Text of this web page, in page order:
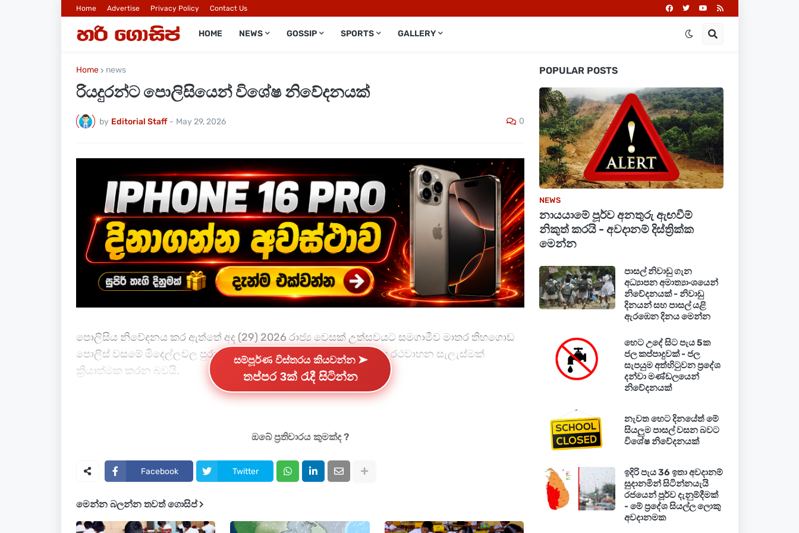
Home Advertise Privacy Policy Contact Us
HOME NEWS GOSSIP SPORTS GALLERY
Home news
රියදුරන්ට පොලිසියෙන් විශේෂ නිවේදනයක්
by Editorial Staff - May 29, 2026 0
පොලිසිය නිවේදනය කර ඇත්තේ අද (29) 2026 රාජ්‍ය වෙසක් උත්සවයට සමගාමීව මාතර තිහගොඩ
පොලිස් වසමේ මිදෙල්ලවල පුරාණ විහාරස්ථානය මුල් කරගෙන විශේෂ රථවාහන සැලැස්මක්
ක්‍රියාත්මක කරන බවයි.
ඒ අනුව අද සවස 5.00 සිට රාත්‍රී 10.00 දක්වා පැවැත්වෙන සර්වඥ ධාතු පෙරහර හේතුවෙන් මාතර -
කොටස තාවකාලිකව වසා තැබීමට තීරණය කර ඇත.
පොලිසිය නිවේදනය කරේ පෙරහර තිහගොඩ ජාතික පාසල අසලින් ආරම්භ වී මාතර දෙසට ගමන්
ඒ අනුව මාතර දෙස සිට මිද්දෙණිය හා හක්මණ දෙසට ගමන් කරන වාහන දියගහ හන්දියෙන් අපරැක්ක
සම්පූර්ණ විස්තරය කියවන්න ➤
තප්පර 3ක් රැදී සිටින්න
ඔබේ ප්‍රතිචාරය කුමක්ද ?
Facebook Twitter
මෙන්න බලන්න තවත් ගොසිප්
POPULAR POSTS
NEWS
නායයාමේ පූර්ව අනතුරු ඇඟවීම්
නිකුත් කරයි - අවදානම් දිස්ත්‍රික්ක
මෙන්න
පාසල් නිවාඩු ගැන
අධ්‍යාපන අමාත්‍යාංශයෙන්
නිවේදනයක් - නිවාඩු
දිනයන් සහ පාසල් යළි
ඇරඹෙන දිනය මෙන්න
හෙට උදේ සිට පැය 5ක
ජල කප්පාදුවක් - ජල
සැපයුම අත්හිටුවන ප්‍රදේශ
දන්වා මණ්ඩලයෙන්
නිවේදනයක්
නැවත හෙට දිනයේත් මේ
සියලුම පාසල් වසන බවට
විශේෂ නිවේදනයක්
ඉදිරි පැය 36 ඉතා අවදානම්
සුදානමින් සිටින්නයැයි
රජයෙන් පූර්ව දැනුම්දීමක්
- මේ ප්‍රදේශ සියල්ල ලොකු
අවදානමක